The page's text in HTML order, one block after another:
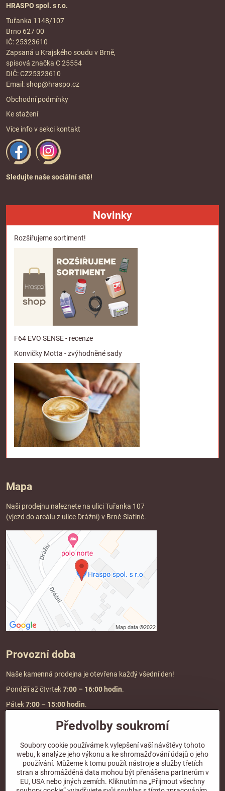
HRASPO spol. s r.o.
Tuřanka 1148/107
Brno 627 00
IČ: 25323610
Zapsaná u Krajského soudu v Brně,
spisová značka C 25554
DIČ: CZ25323610
Email: shop@hraspo.cz
Obchodní podmínky
Ke stažení
Více info v sekci kontakt
Sledujte naše sociální sítě!
Novinky
Rozšiřujeme sortiment!
F64 EVO SENSE - recenze
Konvičky Motta - zvýhodněné sady
Mapa
Naši prodejnu naleznete na ulici Tuřanka 107
(vjezd do areálu z ulice Drážní) v Brně-Slatině.
Provozní doba
Naše kamenná prodejna je otevřena každý všední den!
Pondělí až čtvrtek7:00 – 16:00 hodin.
Pátek7:00 – 15:00 hodin.
Doprava a platba
DOPRAVA ZDARMA
při objednávce nad2000 Kč vč. DPH.
*Nevztahuje se na paletovou přepravu.
Předvolby soukromí
Soubory cookie používáme k vylepšení vaší návštěvy tohoto
webu, k analýze jeho výkonu a ke shromažďování údajů o jeho
používání. Můžeme k tomu použít nástroje a služby třetích
stran a shromážděná data mohou být přenášena partnerům v
EU, USA nebo jiných zemích. Kliknutím na „Přijmout všechny